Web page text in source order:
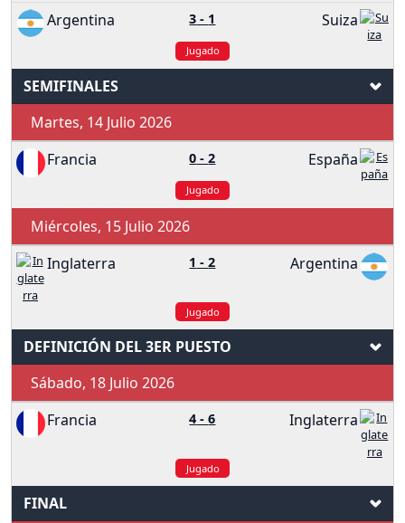
Argentina 3 - 1 Suiza
Jugado
SEMIFINALES
Martes, 14 Julio 2026
Francia
0 -2 España
Jugado
Miércoles, 15 Julio 2026
Inglaterra
1 -2 Argentina
Jugado
DEFINICIÓN DEL 3ER PUESTO
Sábado, 18 Julio 2026
Francia
4 -6 Inglaterra
Jugado
FINAL